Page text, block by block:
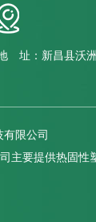
址：新昌县沃
限公司
主要提供热固